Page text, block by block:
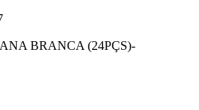
BRANCA (24PÇS)-